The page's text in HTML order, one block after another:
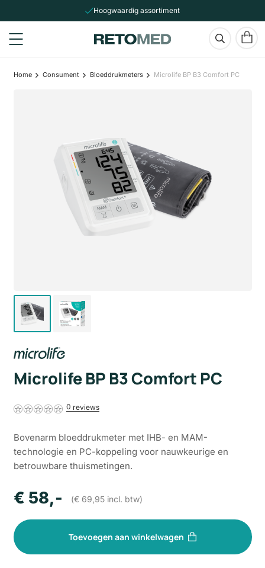
Hoogwaardig assortiment
Home Consument Bloeddrukmeters Microlife BP B3 Comfort PC
Microlife BP B3 Comfort PC
0
Bovenarm bloeddrukmeter met IHB- en MAM-
technologie en PC-koppeling voor nauwkeurige en
betrouwbare thuismetingen.
€ 58,- (€69,95incl. btw)
Toevoegen aan winkelwagen